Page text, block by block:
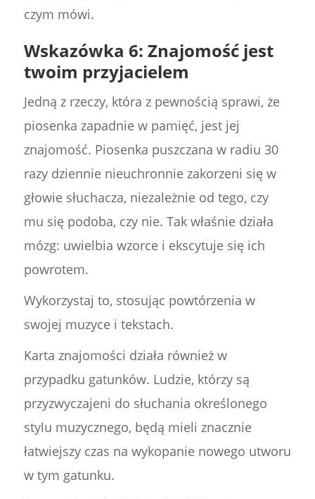
czym mówi.
Wskazówka 6: Znajomość jest
twoim przyjacielem
Jedną z rzeczy, która z pewnością sprawi, że
piosenka zapadnie w pamięć, jest jej
znajomość. Piosenka puszczana w radiu 30
razy dziennie nieuchronnie zakorzeni się w
głowie słuchacza, niezależnie od tego, czy
mu się podoba, czy nie. Tak właśnie działa
mózg: uwielbia wzorce i ekscytuje się ich
powrotem.
Wykorzystaj to, stosując powtórzenia w
swojej muzyce i tekstach.
Karta znajomości działa również w
przypadku gatunków. Ludzie, którzy są
przyzwyczajeni do słuchania określonego
stylu muzycznego, będą mieli znacznie
łatwiejszy czas na wykopanie nowego utworu
w tym gatunku.